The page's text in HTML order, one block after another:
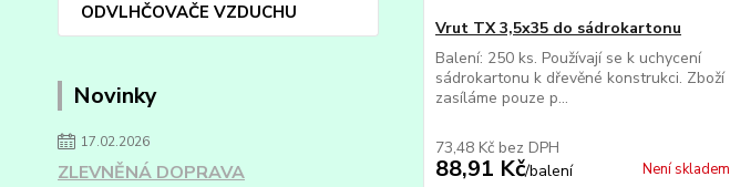
ODVLHČOVAČE VZDUCHU
Novinky
17.02.2026
ZLEVNĚNÁ DOPRAVA
Vrut TX 3,5x35 do sádrokartonu
Balení: 250 ks. Používají se k uchycení
sádrokartonu k dřevěné konstrukci. Zboží
zasíláme pouze p...
88,91 Kč/balení
73,48 Kč bez DPH
Není skladem